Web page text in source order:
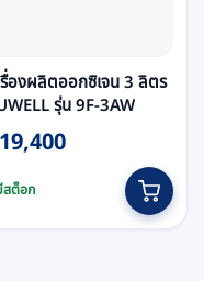
รื่องผลิตออกซิเจน 3 ลิตร
รุ่น 9F-3AW
19,400
ต็อก